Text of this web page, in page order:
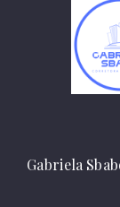
Gabriela